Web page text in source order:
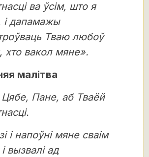
ва ўсім, што я
і дапамажы
Тваю любоў
хто вакол мяне».
малітва
Пане, аб Тваёй
і напоўні мяне сваім
вызвалі ад